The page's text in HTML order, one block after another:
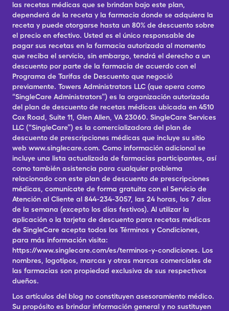
las recetas médicas que se brindan bajo este plan,
dependerá de la receta y la farmacia donde se adquiera la
receta y puede otorgarse hasta un 80% de descuento sobre
el precio en efectivo. Usted es el único responsable de
pagar sus recetas en la farmacia autorizada al momento
que reciba el servicio, sin embargo, tendrá el derecho a un
descuento por parte de la farmacia de acuerdo con el
Programa de Tarifas de Descuento que negoció
previamente. Towers Administrators LLC (que opera como
“SingleCare Administrators”) es la organización autorizada
del plan de descuento de recetas médicas ubicada en 4510
Cox Road, Suite 11, Glen Allen, VA 23060. SingleCare Services
LLC (“SingleCare”) es la comercializadora del plan de
descuento de prescripciones médicas que incluye su sitio
web www.singlecare.com. Como información adicional se
incluye una lista actualizada de farmacias participantes, así
como también asistencia para cualquier problema
relacionado con este plan de descuento de prescripciones
médicas, comunícate de forma gratuita con el Servicio de
Atención al Cliente al 844-234-3057, las 24 horas, los 7 días
de la semana (excepto los días festivos). Al utilizar la
aplicación o la tarjeta de descuento para recetas médicas
de SingleCare acepta todos los Términos y Condiciones,
para más información visita:
https://www.singlecare.com/es/terminos-y-condiciones. Los
nombres, logotipos, marcas y otras marcas comerciales de
las farmacias son propiedad exclusiva de sus respectivos
dueños.
Los artículos del blog no constituyen asesoramiento médico.
Su propósito es brindar información general y no sustituyen